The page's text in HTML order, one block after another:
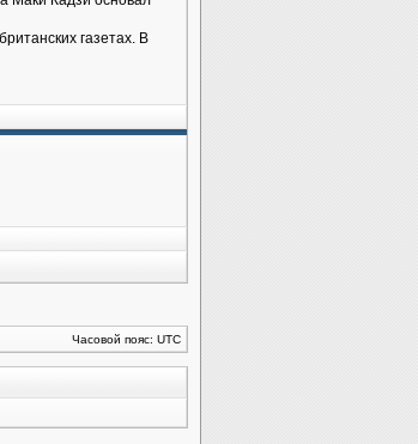
газетах. В
Часовой пояс: UTC